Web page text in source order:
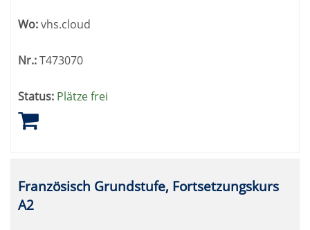
Wo:vhs.cloud
Nr.:T473070
Status: Plätze frei
Französisch Grundstufe, Fortsetzungskurs
A2